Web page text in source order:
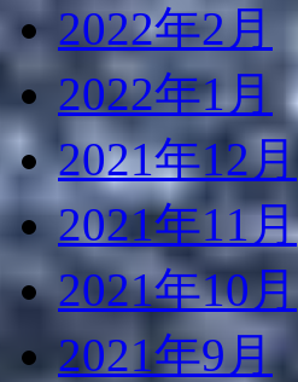
2022年2月
2022年1月
2021年12月
2021年11月
2021年10月
2021年9月